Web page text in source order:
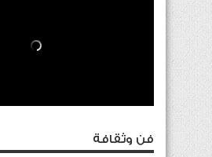
فن وثقافة